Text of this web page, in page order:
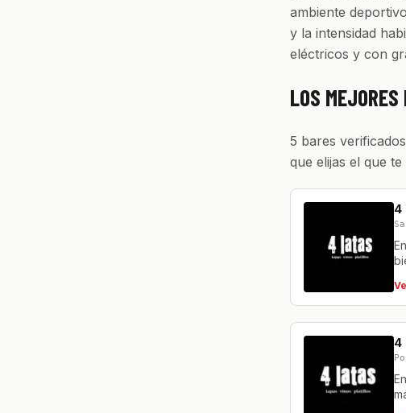
ambiente
y la intensidad
eléctricos y con
LOS
5 bares
que elijas el que
4
4